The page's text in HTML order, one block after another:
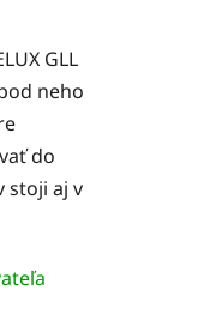
GLL
neho
do
stoji aj v